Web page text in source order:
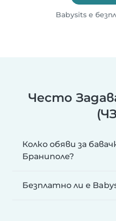
Babysits е
Често
Колко обяви за
Браниполе?
Безплатно ли е